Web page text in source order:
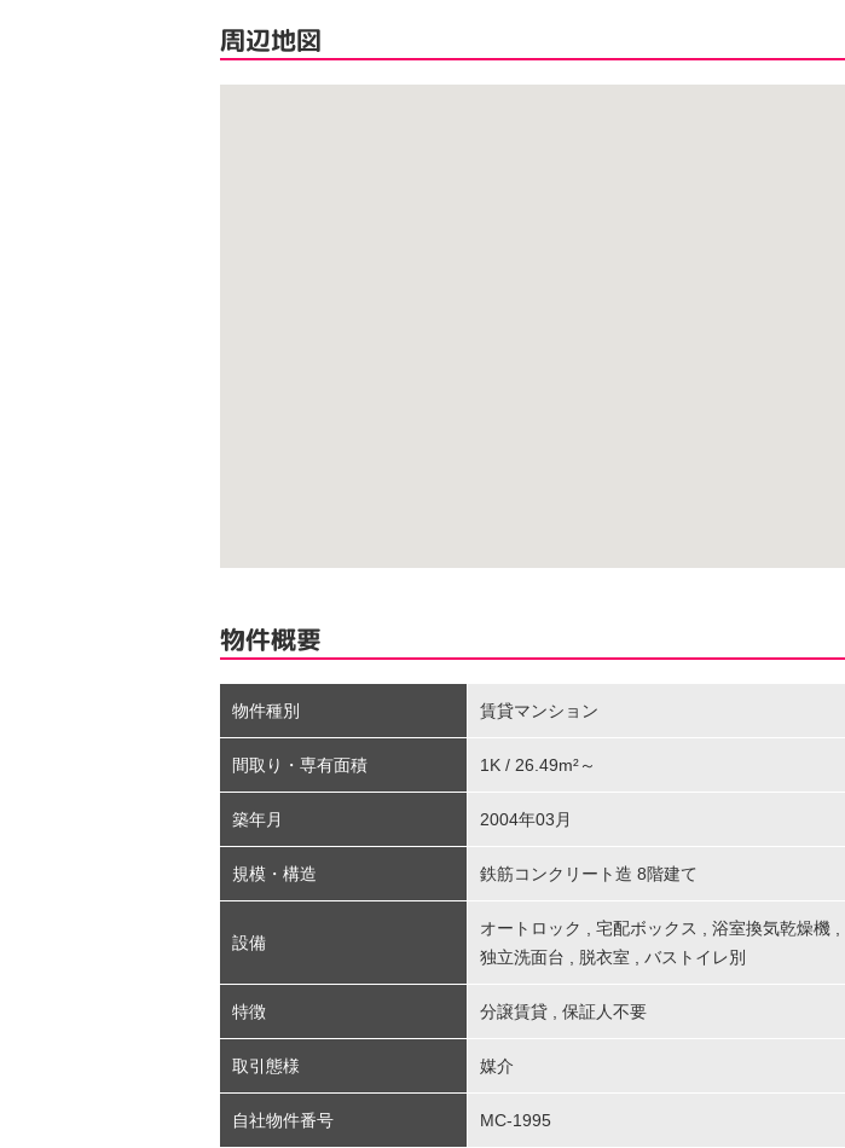
周辺地図
物件概要
物件種別 賃貸マンション
間取り・専有面積 1K / 26.49m²～
築年月 2004年03月
規模・構造 鉄筋コンクリート造 8階建て
設備
オートロック 宅配ボックス 浴室換気乾燥機
独立洗面台
脱衣室 バストイレ別
特徴 分譲賃貸 保証人不要
取引態様 媒介
自社物件番号 MC-1995